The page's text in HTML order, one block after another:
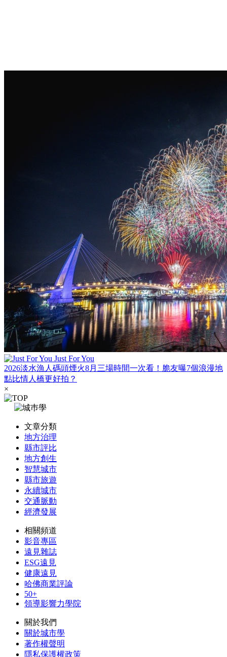
Just For You
2026淡水漁人碼頭煙火8月三場時間一次看！脆友曝7個浪漫地
點比情人橋更好拍？
×
文章分類
地方治理
縣市評比
地方創生
智慧城市
縣市旅遊
永續城市
交通脈動
經濟發展
相關頻道
影音專區
遠見雜誌
ESG遠見
健康遠見
哈佛商業評論
50+
領導影響力學院
關於我們
關於城市學
著作權聲明
隱私保護權政策